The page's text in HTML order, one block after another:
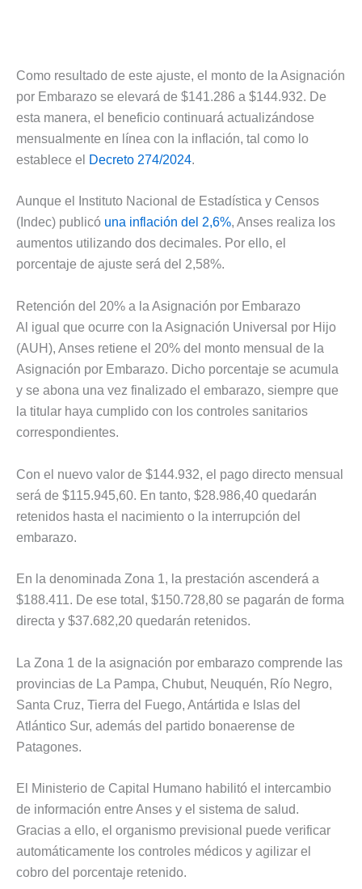
Como resultado de este ajuste, el monto de la Asignación
por Embarazo se elevará de $141.286 a $144.932. De
esta manera, el beneficio continuará actualizándose
mensualmente en línea con la inflación, tal como lo
establece el
Decreto 274/2024.
Aunque el Instituto Nacional de Estadística y Censos
(Indec) publicó una inflación del 2,6%, Anses realiza los
aumentos utilizando dos decimales. Por ello, el
porcentaje de ajuste será del 2,58%.
Retención del 20% a la Asignación por Embarazo
Al igual que ocurre con la Asignación Universal por Hijo
(AUH), Anses retiene el 20% del monto mensual de la
Asignación por Embarazo. Dicho porcentaje se acumula
y se abona una vez finalizado el embarazo, siempre que
la titular haya cumplido con los controles sanitarios
correspondientes.
Con el nuevo valor de $144.932, el pago directo mensual
será de $115.945,60. En tanto, $28.986,40 quedarán
retenidos hasta el nacimiento o la interrupción del
embarazo.
En la denominada Zona 1, la prestación ascenderá a
$188.411. De ese total, $150.728,80 se pagarán de forma
directa y $37.682,20 quedarán retenidos.
La Zona 1 de la asignación por embarazo comprende las
provincias de La Pampa, Chubut, Neuquén, Río Negro,
Santa Cruz, Tierra del Fuego, Antártida e Islas del
Atlántico Sur, además del partido bonaerense de
Patagones.
El Ministerio de Capital Humano habilitó el intercambio
de información entre Anses y el sistema de salud.
Gracias a ello, el organismo previsional puede verificar
automáticamente los controles médicos y agilizar el
cobro del porcentaje retenido.